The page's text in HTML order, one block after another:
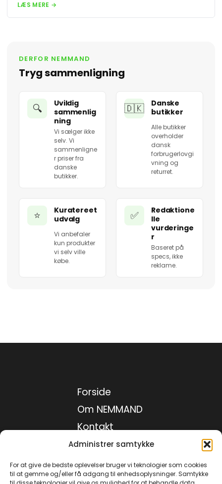
Administrer samtykke
For at give de bedste oplevelser bruger vi teknologier som cookies
til at gemme og/eller få adgang til enhedsoplysninger. Samtykke
LÆS MERE →
DERFOR NEMMAND
Tryg sammenligning
🔍
Uvildig
sammenlig
ning
Vi sælger ikke
selv. Vi
sammenligne
r priser fra
danske
butikker.
🇩🇰
Danske
butikker
Alle butikker
overholder
dansk
forbrugerlovgi
vning og
returret.
⭐
Kuratereet
udvalg
Vi anbefaler
kun produkter
vi selv ville
købe.
✅
Redaktione
lle
vurderinge
r
Baseret på
specs, ikke
reklame.
Forside
Om NEMMAND
Kontakt
Medie kit
Privatlivspolitik